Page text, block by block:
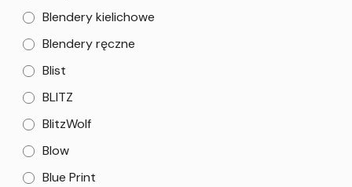
Blendery kielichowe
Blendery ręczne
Blist
BLITZ
BlitzWolf
Blow
Blue Print